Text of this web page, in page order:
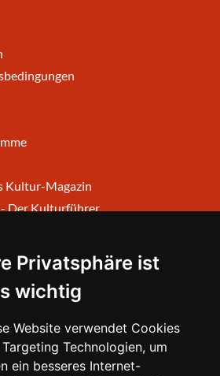
Privatsphäre ist
wichtig
Website verwendet Cookies
Technologien, um
ein besseres Internet-
Kultur-Magazin
Der Kulturführer